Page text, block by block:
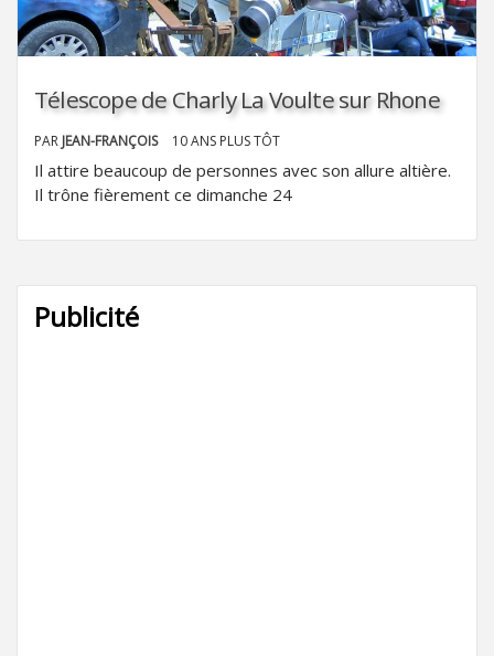
Télescope de Charly La Voulte sur Rhone
PAR JEAN-FRANÇOIS 10 ANS PLUS TÔT
Il attire beaucoup de personnes avec son allure altière.
Il trône fièrement ce dimanche 24
Publicité